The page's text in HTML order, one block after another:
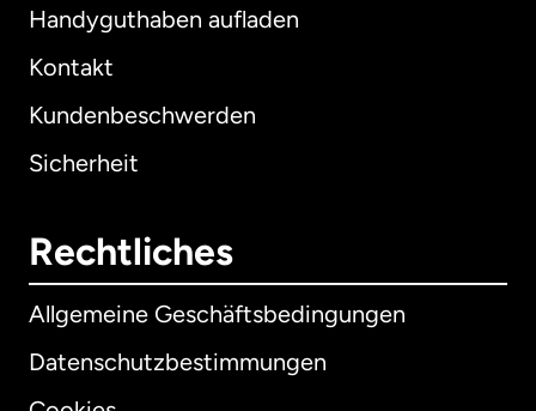
Handyguthaben aufladen
Kontakt
Kundenbeschwerden
Sicherheit
Rechtliches
Allgemeine Geschäftsbedingungen
Datenschutzbestimmungen